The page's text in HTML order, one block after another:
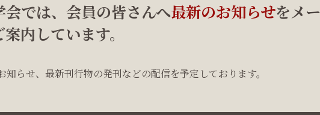
会では、会員の皆さんへ最新のお知らせをメー
内しています。
らせ、最新刊行物の発刊などの配信を予定しております。